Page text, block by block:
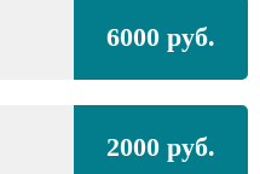
6000 руб.
2000 руб.